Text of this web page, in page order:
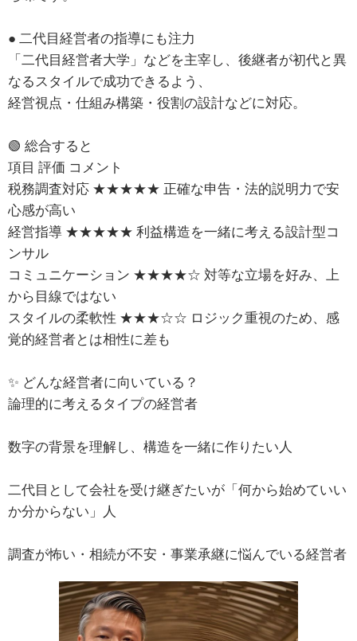
● 二代目経営者の指導にも注力
「二代目経営者大学」などを主宰し、後継者が初代と異
なるスタイルで成功できるよう、
経営視点・仕組み構築・役割の設計などに対応。
🟢 総合すると
項目 評価 コメント
税務調査対応 ★★★★★ 正確な申告・法的説明力で安
心感が高い
経営指導 ★★★★★ 利益構造を一緒に考える設計型コ
ンサル
コミュニケーション ★★★★☆ 対等な立場を好み、上
から目線ではない
スタイルの柔軟性 ★★★☆☆ ロジック重視のため、感
覚的経営者とは相性に差も
✨ どんな経営者に向いている？
論理的に考えるタイプの経営者
数字の背景を理解し、構造を一緒に作りたい人
二代目として会社を受け継ぎたいが「何から始めていい
か分からない」人
調査が怖い・相続が不安・事業承継に悩んでいる経営者